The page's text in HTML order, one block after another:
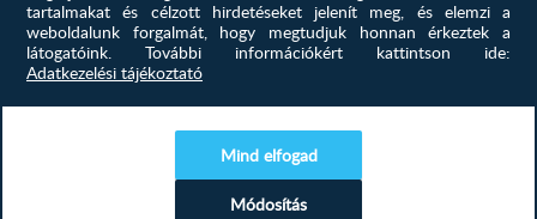
MEGTEKINTÉS
tartalmakat és célzott hirdetéseket jelenít meg, és elemzi a
weboldalunk forgalmát, hogy megtudjuk honnan érkeztek a
látogatóink.
További információkért kattintson ide:
Adatkezelési tájékoztató
Mind elfogad
Módosítás